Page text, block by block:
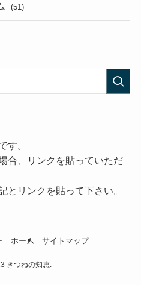
(51)
す。
合、リンクを貼っていただ
とリンクを貼って下さい。
ホーム サイトマップ
きつねの知恵.